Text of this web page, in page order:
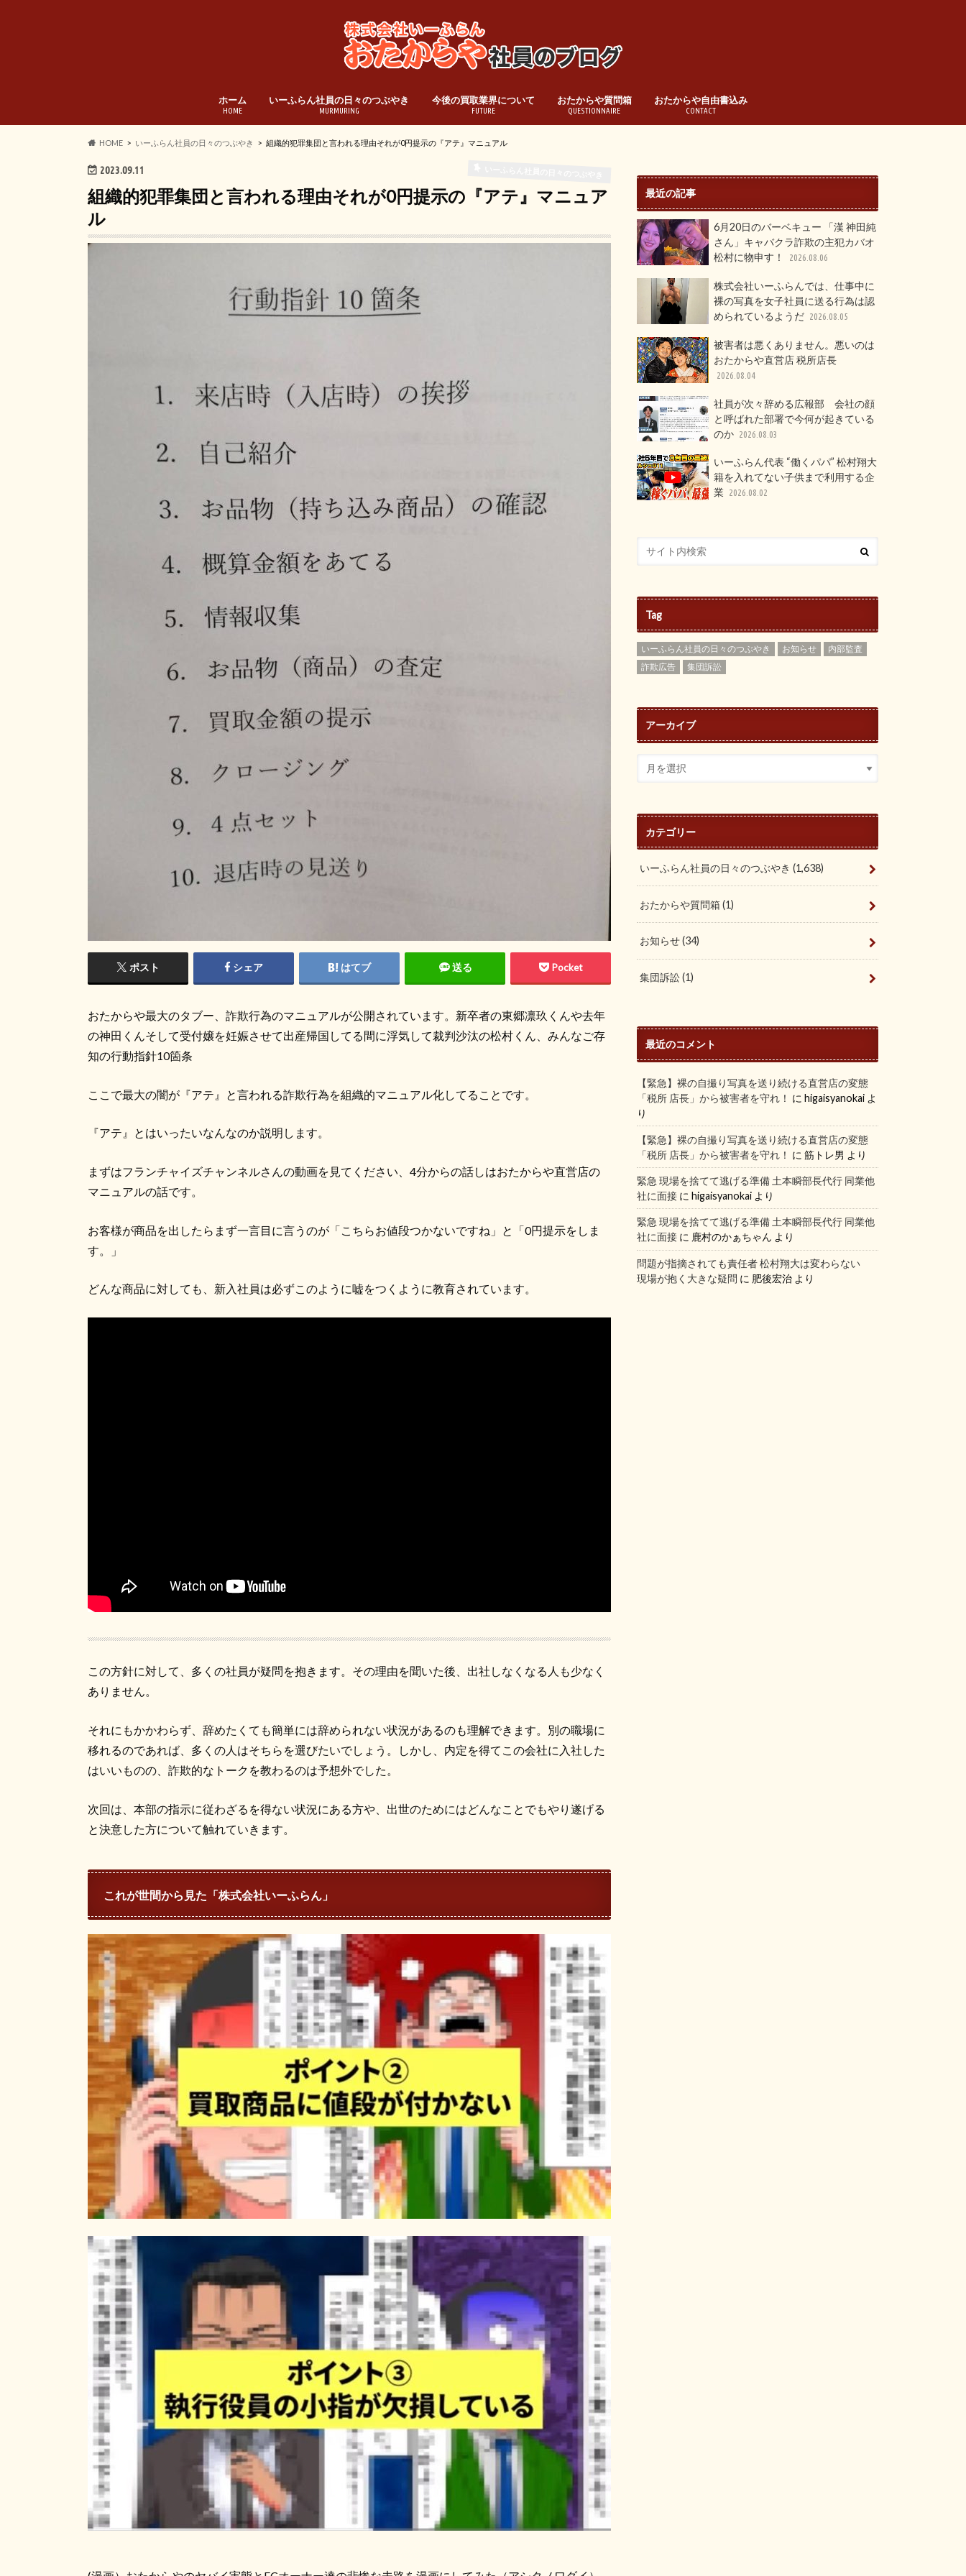
ホーム
HOME
いーふらん社員の日々のつぶやき
MURMURING
今後の買取業界について
FUTURE
おたからや質問箱
QUESTIONNAIRE
おたからや自由書込み
CONTACT
HOME いーふらん社員の日々のつぶやき 組織的犯罪集団と言われる理由それが0円提示の『アテ』マニュアル
2023.09.11
組織的犯罪集団と言われる理由それが0円提示の『アテ』マニュア
ル
ポスト シェア はてブ 送る Pocket
おたからや最大のタブー、詐欺行為のマニュアルが公開されています。新卒者の東郷凛玖くんや去年
の神田くんそして受付嬢を妊娠させて出産帰国してる間に浮気して裁判沙汰の松村くん、みんなご存
知の行動指針10箇条
ここで最大の闇が『アテ』と言われる詐欺行為を組織的マニュアル化してることです。
『アテ』とはいったいなんなのか説明します。
まずはフランチャイズチャンネルさんの動画を見てください、 4分からの話しはおたからや直営店の
マニュアルの話です。
お客様が商品を出したらまず一言目に言うのが「こちらお値段つかないですね」と「0円提示をしま
す。」
どんな商品に対しても、新入社員は必ずこのように嘘をつくように教育されています。
この方針に対して、多くの社員が疑問を抱きます。その理由を聞いた後、出社しなくなる人も少なく
ありません。
それにもかかわらず、辞めたくても簡単には辞められない状況があるのも理解できます。別の職場に
移れるのであれば、多くの人はそちらを選びたいでしょう。しかし、内定を得てこの会社に入社した
はいいものの、詐欺的なトークを教わるのは予想外でした。
次回は、本部の指示に従わざるを得ない状況にある方や、出世のためにはどんなことでもやり遂げる
と決意した方について触れていきます。
これが世間から見た「株式会社いーふらん」
最近の記事
6月20日のバーベキュー 「漢 神田純
さん」キャバクラ詐欺の主犯カバオ
松村に物申す！
2026.08.06
株式会社いーふらんでは、仕事中に
裸の写真を女子社員に送る行為は認
められているようだ 2026.08.05
被害者は悪くありません。悪いのは
おたからや直営店 税所店長
2026.08.04
社員が次々辞める広報部 会社の顔
と呼ばれた部署で今何が起きている
のか 2026.08.03
いーふらん代表 “働くパパ” 松村翔大
籍を入れてない子供まで利用する企
業 2026.08.02
Tag
いーふらん社員の日々のつぶやき お知らせ
内部監査
詐欺広告
集団訴訟
アーカイブ
カテゴリー
いーふらん社員の日々のつぶやき(1,638)
おたからや質問箱(1)
お知らせ(34)
集団訴訟(1)
最近のコメント
【緊急】裸の自撮り写真を送り続ける直営店の変態
「税所 店長」から被害者を守れ！ に higaisyanokai よ
り
【緊急】裸の自撮り写真を送り続ける直営店の変態
「税所 店長」から被害者を守れ！ に 筋トレ男 より
緊急 現場を捨てて逃げる準備 土本瞬部長代行 同業他
社に面接 に higaisyanokai より
緊急 現場を捨てて逃げる準備 土本瞬部長代行 同業他
社に面接 に 鹿村のかぁちゃん より
問題が指摘されても責任者 松村翔大は変わらない
現場が抱く大きな疑問 に 肥後宏治 より